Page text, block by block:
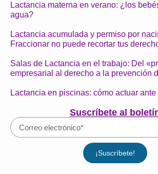
Lactancia materna en verano: ¿los
agua?
Lactancia acumulada y permiso por
Fraccionar no puede recortar tus
Salas de Lactancia en el trabajo: Del
empresarial al derecho a la prevención
Lactancia en piscinas: cómo actuar
Suscríbete al
¡Suscríbete!